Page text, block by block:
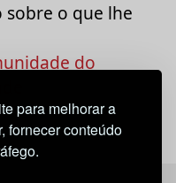
para melhorar a
fornecer conteúdo
sobre o que lhe
do